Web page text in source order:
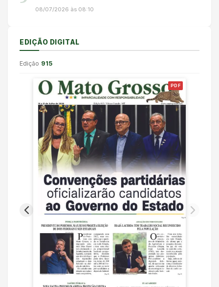
08/07/2026 às 08:10
EDIÇÃO DIGITAL
Edição 915
PDF